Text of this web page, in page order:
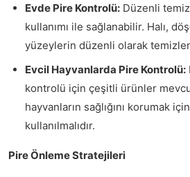
Evde Pire Kontrolü: Düzenli
kullanımı ile sağlanabilir. Halı,
yüzeylerin düzenli olarak
Evcil Hayvanlarda Pire Kontrolü:
kontrolü için çeşitli ürünler
hayvanların sağlığını korumak
kullanılmalıdır.
Pire Önleme Stratejileri